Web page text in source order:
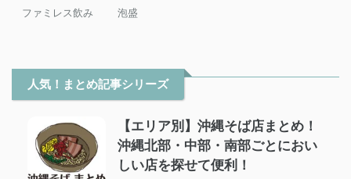
ファミレス飲み 泡盛
人気！まとめ記事シリーズ
【エリア別】沖縄そば店まとめ！
沖縄北部・中部・南部ごとにおい
しい店を探せて便利！